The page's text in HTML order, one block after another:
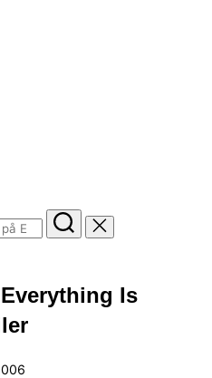
Is